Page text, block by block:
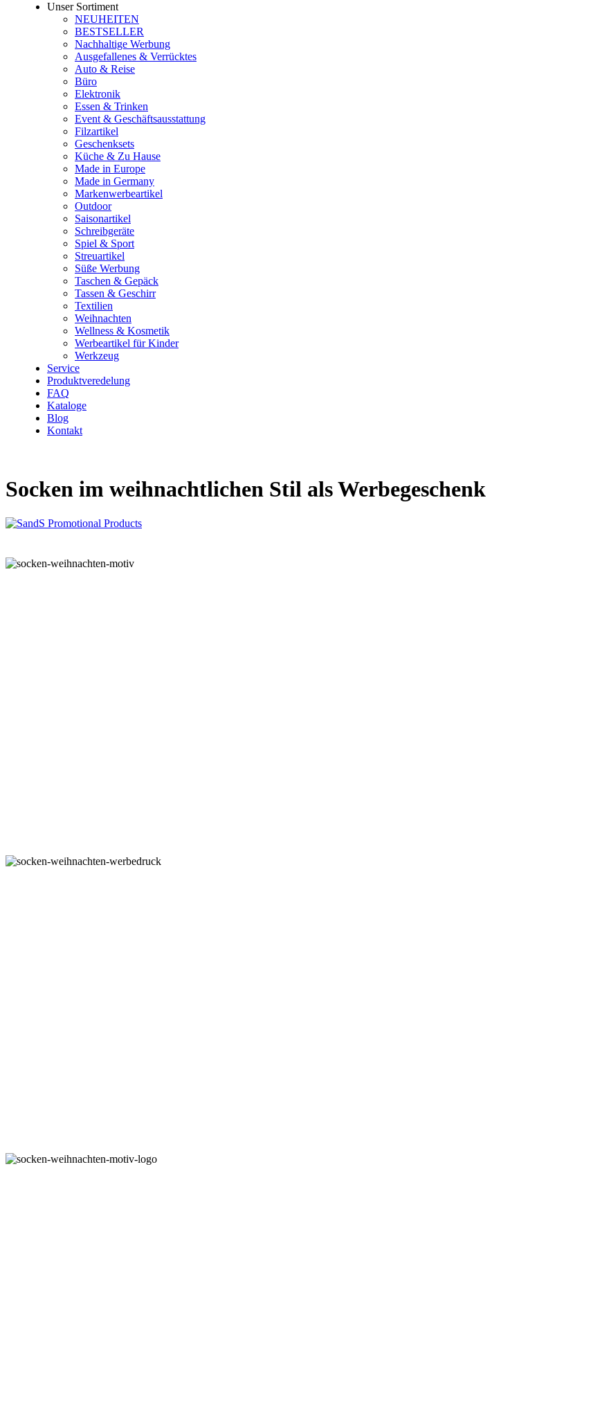
Unser Sortiment
NEUHEITEN
BESTSELLER
Nachhaltige Werbung
Ausgefallenes & Verrücktes
Auto & Reise
Büro
Elektronik
Essen & Trinken
Event & Geschäftsausstattung
Filzartikel
Geschenksets
Küche & Zu Hause
Made in Europe
Made in Germany
Markenwerbeartikel
Outdoor
Saisonartikel
Schreibgeräte
Spiel & Sport
Streuartikel
Süße Werbung
Taschen & Gepäck
Tassen & Geschirr
Textilien
Weihnachten
Wellness & Kosmetik
Werbeartikel für Kinder
Werkzeug
Service
Produktveredelung
FAQ
Kataloge
Blog
Kontakt
Socken im weihnachtlichen Stil als Werbegeschenk